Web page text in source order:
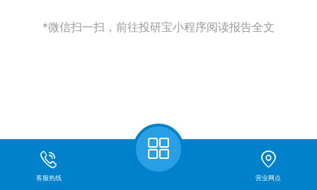
*微信扫一扫，前往投研宝小程序阅读报告全文
客服热线 营业网点